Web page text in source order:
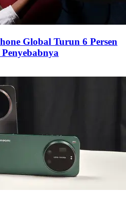
Global Turun 6 Persen